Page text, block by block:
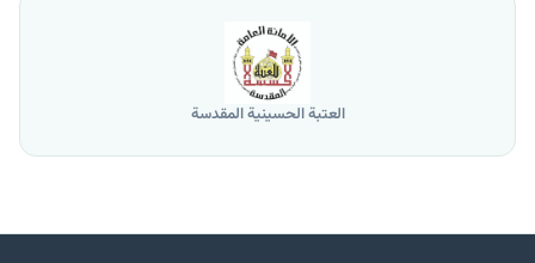
العتبة الحسينية المقدسة